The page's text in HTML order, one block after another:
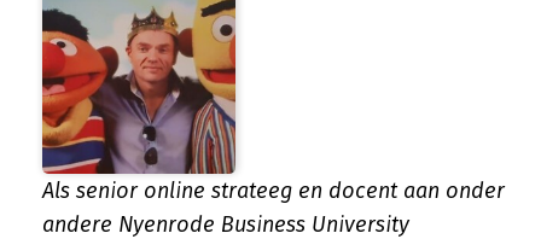
Als senior online strateeg en docent aan onder
andere Nyenrode Business University